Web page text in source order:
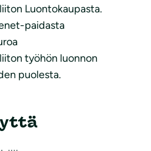
Luontokaupasta.
paidasta
työhön luonnon
puolesta.